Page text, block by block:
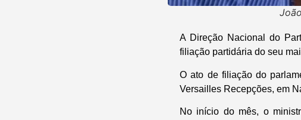
A Direção Nacional do
filiação partidária do seu
O ato de filiação do
Versailles Recepções, em
No início do mês, o